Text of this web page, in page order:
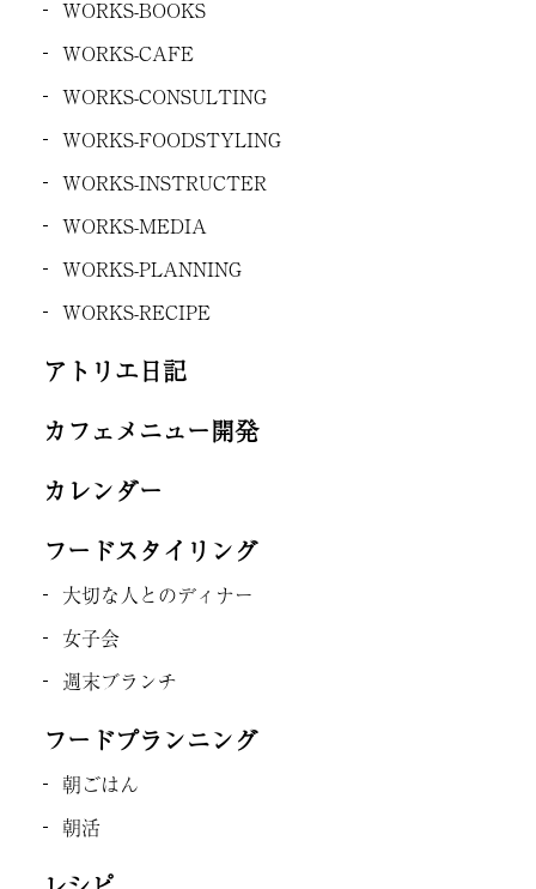
WORKS-BOOKS
WORKS-CAFE
WORKS-CONSULTING
WORKS-FOODSTYLING
WORKS-INSTRUCTER
WORKS-MEDIA
WORKS-PLANNING
WORKS-RECIPE
アトリエ日記
カフェメニュー開発
カレンダー
フードスタイリング
大切な人とのディナー
女子会
週末ブランチ
フードプランニング
朝ごはん
朝活